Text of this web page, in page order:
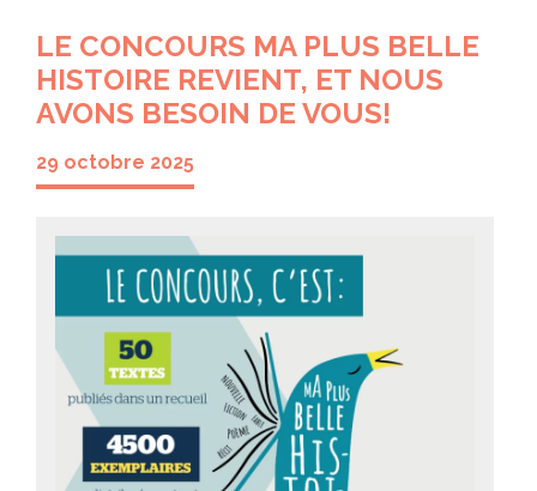
LE CONCOURS MA PLUS BELLE
HISTOIRE REVIENT, ET NOUS
AVONS BESOIN DE VOUS!
29 octobre 2025